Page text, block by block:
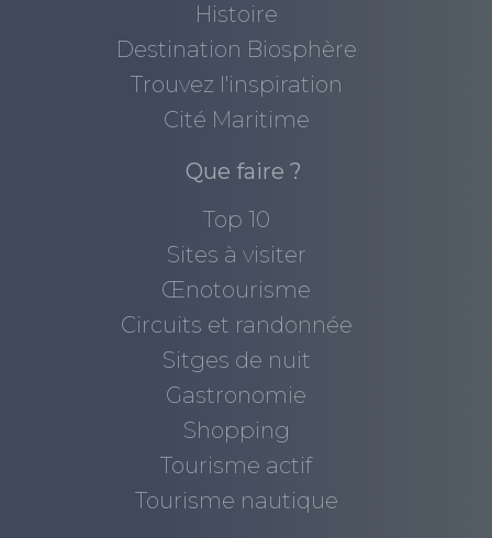
Histoire
Destination Biosphère
Trouvez l'inspiration
Cité Maritime
Que faire ?
Top 10
Sites à visiter
Œnotourisme
Circuits et randonnée
Sitges de nuit
Gastronomie
Shopping
Tourisme actif
Tourisme nautique